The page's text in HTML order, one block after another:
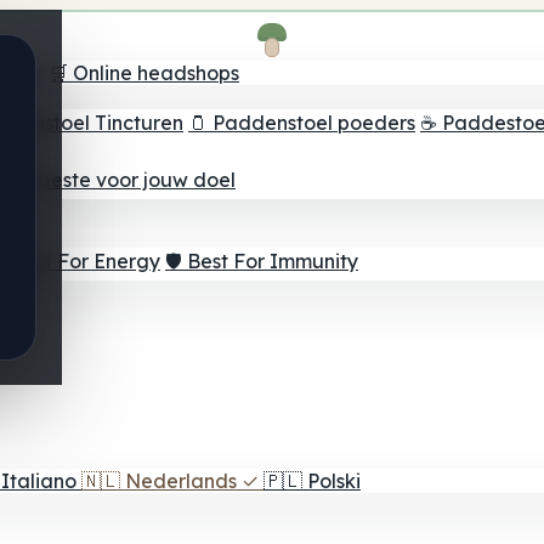
🛒 Online headshops
Tincturen 🫙 Paddenstoel poeders ☕
beste voor jouw doel
⚡ Best For Energy 🛡️ Best For Immunity
Italiano 🇳🇱 Nederlands ✓ 🇵🇱 Polski